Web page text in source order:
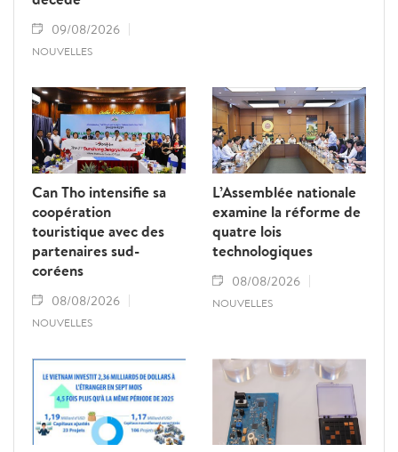
09/08/2026
NOUVELLES
Can Tho intensifie sa
coopération
touristique avec des
partenaires sud-
coréens
08/08/2026
NOUVELLES
L’Assemblée nationale
examine la réforme de
quatre lois
technologiques
08/08/2026
NOUVELLES